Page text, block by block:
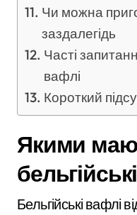
Чи можна
заздалегідь
Часті
вафлі
Короткий
Якими
Бельгійські вафлі